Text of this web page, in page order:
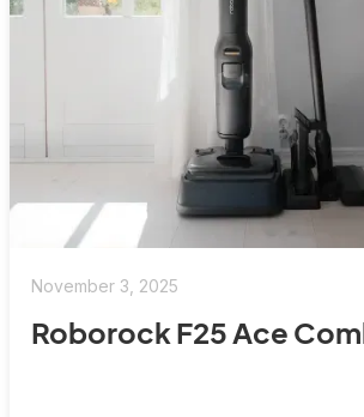
November 3, 2025
Roborock F25 Ace